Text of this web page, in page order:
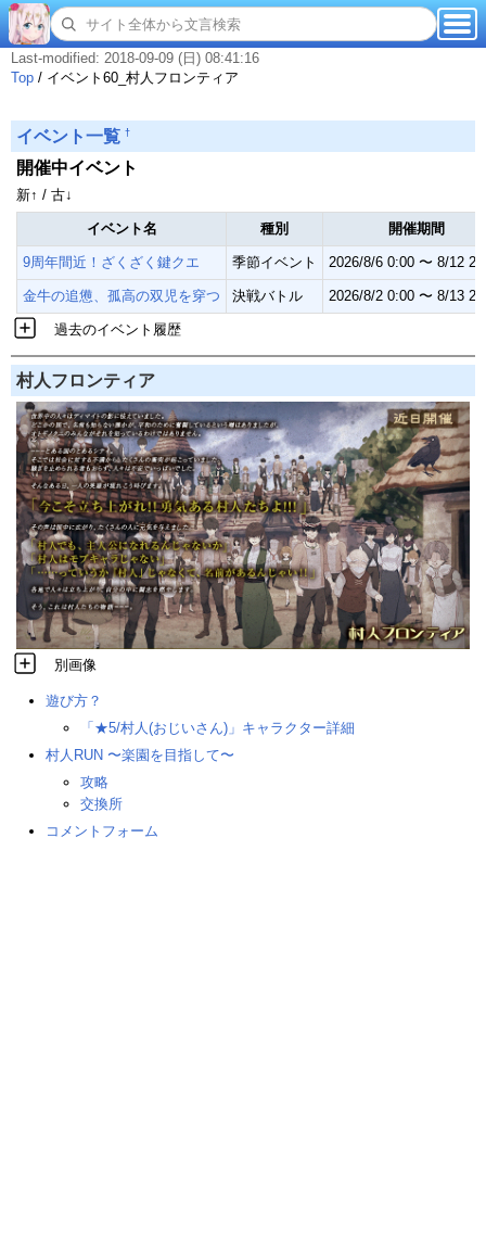
Last-modified: 2018-09-09 (日) 08:41:16
Top / イベント60_村人フロンティア
イベント一覧 †
開催中イベント
新↑ / 古↓
イベント名 種別 開催期間
9周年間近！ざくざく鍵クエ 季節イベント 2026/8/6 0:00 〜 8/12
金牛の追憊、孤高の双児を穿つ 決戦バトル 2026/8/2 0:00 〜 8/13
過去のイベント履歴
村人フロンティア
別画像
遊び方？
「★5/村人(おじいさん)」キャラクター詳細
村人RUN 〜楽園を目指して〜
攻略
交換所
コメントフォーム